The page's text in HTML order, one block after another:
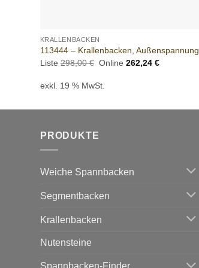
KRALLENBACKEN
113444 – Krallenbacken, Außenspannung
Liste 298,00€ Ursprünglicher
298,00 €
Online 262,24€Aktueller
exkl. 19 % MwSt.
PRODUKTE
Weiche Spannbacken
Segmentbacken
Krallenbacken
Nutensteine